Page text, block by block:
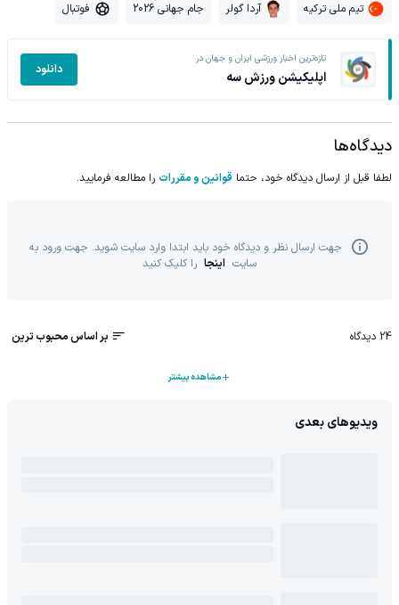
تیم ملی ترکیه آردا گولر جام جهانی 2026 فوتبال
تازه‌ترین اخبار ورزشی ایران و جهان در
اپلیکیشن ورزش سه دانلود
دیدگاه‌ها
لطفا قبل از ارسال دیدگاه خود، حتما قوانین و مقررات را مطالعه فرمایید.
جهت ارسال نظر و دیدگاه خود باید ابتدا وارد سایت شوید. جهت ورود به
سایت اینجا را کلیک کنید
24 دیدگاه بر اساس محبوب ترین
مشاهده بیشتر
ویدیوهای بعدی